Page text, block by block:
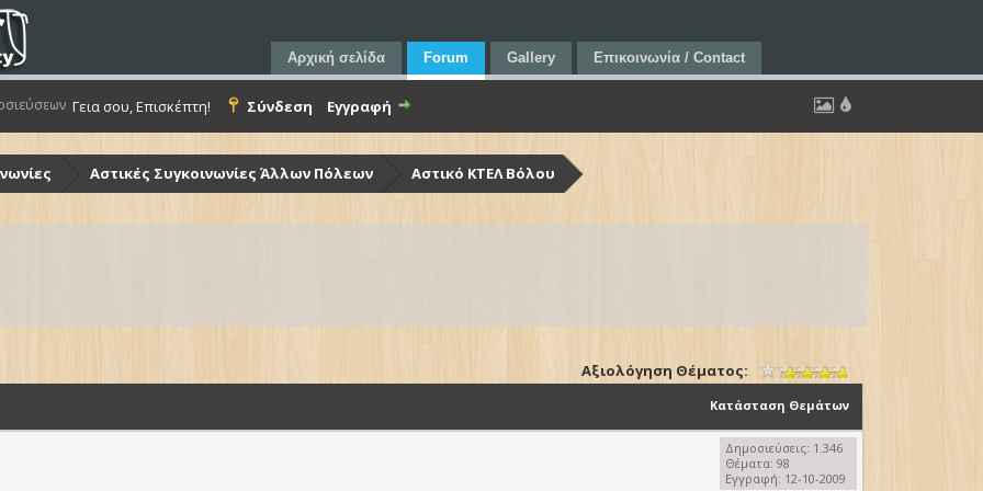
Αρχική σελίδα Forum Gallery Επικοινωνία / Contact
Γεια σου, Επισκέπτη! Σύνδεση Εγγραφή
Αστικές Συγκοινωνίες Άλλων Πόλεων Αστικό ΚΤΕΛ Βόλου
Αξιολόγηση Θέματος:
Κατάσταση Θεμάτων
Δημοσιεύσεις: 1.346
Θέματα: 98
Εγγραφή: 12-10-2009